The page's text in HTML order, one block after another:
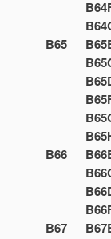
B65
B66
B67